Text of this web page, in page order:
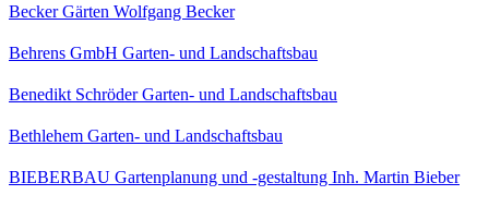
Becker Gärten Wolfgang Becker
Behrens GmbH Garten- und Landschaftsbau
Benedikt Schröder Garten- und Landschaftsbau
Bethlehem Garten- und Landschaftsbau
BIEBERBAU Gartenplanung und -gestaltung Inh. Martin Bieber